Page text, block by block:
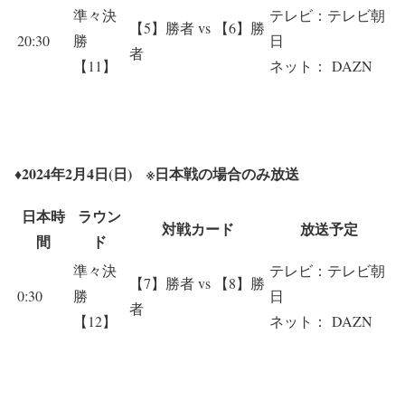
20:30
準々決
勝
【11】
【5】勝者 vs 【6】勝
者
テレビ：テレビ朝
日
ネット： DAZN
♦2024年2月4日(日) ※日本戦の場合のみ放送
日本時
間
ラウン
ド
対戦カード 放送予定
0:30
準々決
勝
【12】
【7】勝者 vs 【8】勝
者
テレビ：テレビ朝
日
ネット： DAZN